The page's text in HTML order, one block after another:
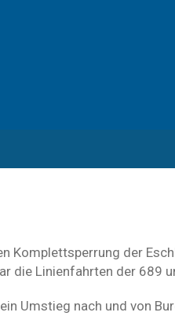
Komplettsperrung der
die Linienfahrten der 689
Umstieg nach und von